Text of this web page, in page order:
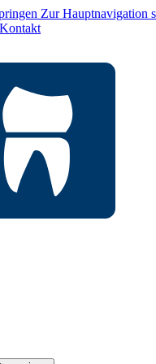
Zur Hauptnavigation
Kontakt